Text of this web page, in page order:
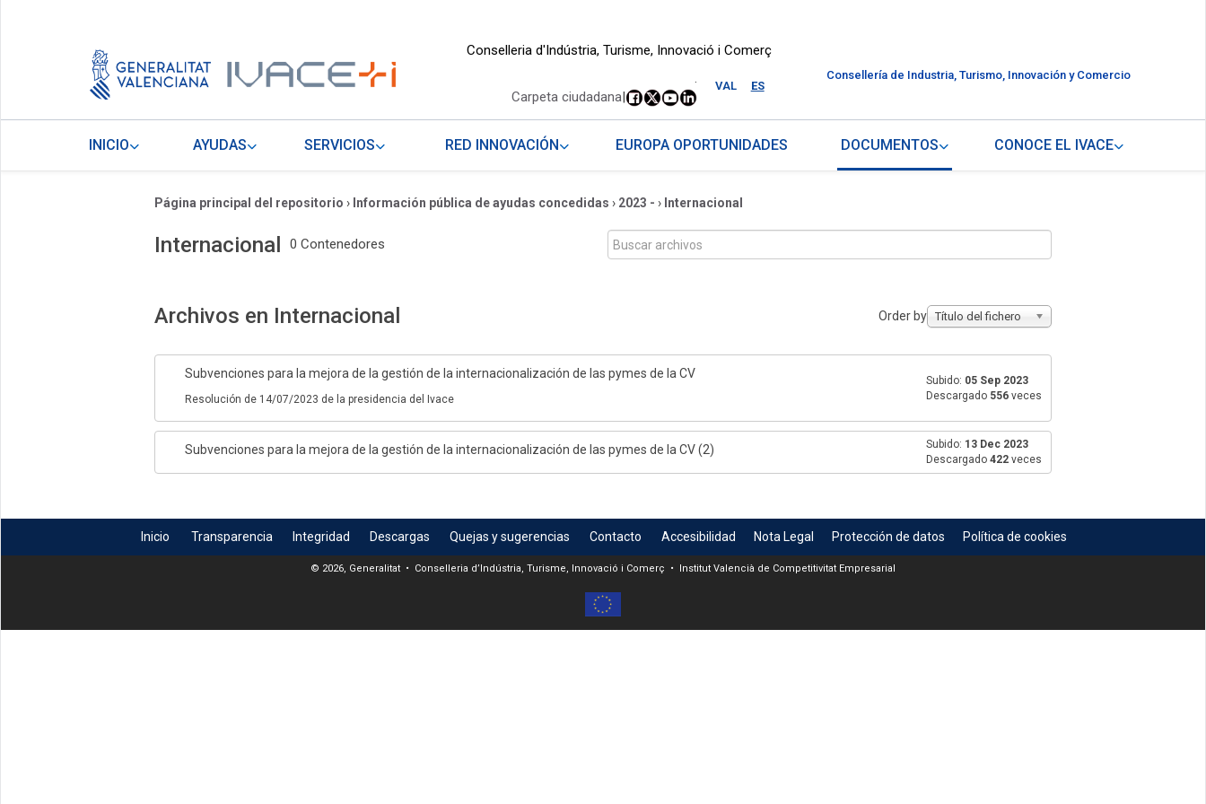
Conselleria d'Indústria, Turisme, Innovació i Comerç
VAL ES
.
Carpeta ciudadana|
Consellería de Industria, Turismo, Innovación y Comercio
INICIO AYUDAS SERVICIOS RED INNOVACIÓN EUROPA OPORTUNIDADES DOCUMENTOS CONOCE EL IVACE
Página principal del repositorio › Información pública de ayudas concedidas › 2023 - › Internacional
Internacional 0 Contenedores
Archivos en Internacional Order by Título del fichero
Subvenciones para la mejora de la gestión de la internacionalización de las pymes de la CV
Resolución de 14/07/2023 de la presidencia del Ivace
Subido: 05 Sep 2023
Descargado 556 veces
Subvenciones para la mejora de la gestión de la internacionalización de las pymes de la CV (2) Subido: 13 Dec 2023
Descargado 422 veces
Inicio Transparencia Integridad Descargas Quejas y sugerencias Contacto Accesibilidad Nota Legal Protección de datos Política de cookies
© 2026, Generalitat • Conselleria d’Indústria, Turisme, Innovació i Comerç • Institut Valencià de Competitivitat Empresarial